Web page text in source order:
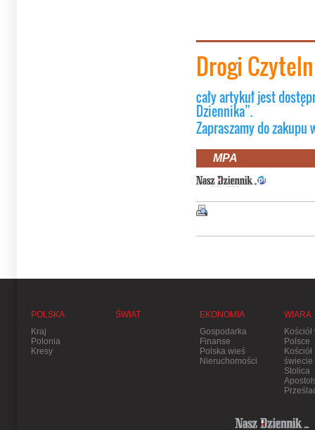
Drogi
cały artykuł jest
Dziennika”.
Zapraszamy do zakupu
MPA
POLSKA
Kraj
Polonia
Kresy
ŚWIAT
EKONOMIA
Gospodarka
Finanse
Polska wieś
Nieruchomości
WIARA
Kościół
Polsce
Kościół
świecie
Stolica